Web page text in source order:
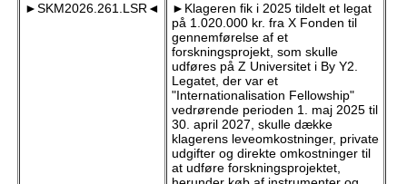
►SKM2026.261.LSR◄
►Klageren fik i 2025 tildelt et legat
på 1.020.000 kr. fra X Fonden til
gennemførelse af et
forskningsprojekt, som skulle
udføres på Z Universitet i By Y2.
Legatet, der var et
"Internationalisation Fellowship"
vedrørende perioden 1. maj 2025 til
30. april 2027, skulle dække
klagerens leveomkostninger, private
udgifter og direkte omkostninger til
at udføre forskningsprojektet,